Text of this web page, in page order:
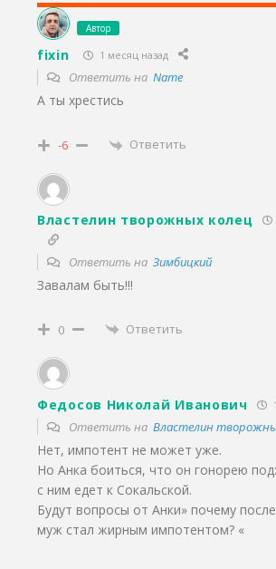
Автор
fixin 1 месяц назад
Ответить на Name
А ты хрестись
-6 Ответить
Властелин творожных колец
Ответить на Зимбицкий
Завалам быть!!!
0 Ответить
Федосов Николай Иванович
Ответить на Властелин
Нет, импотент не может уже.
Но Анка боиться, что он гонорею
с ним едет к Сокальской.
Будут вопросы от Анки» почему
муж стал жирным импотентом? «